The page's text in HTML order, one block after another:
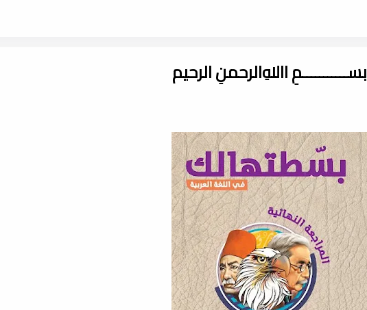
بســـــــــــمِ اﷲِالرحمنِ الرحيم